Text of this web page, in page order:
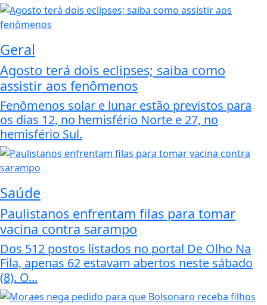
Geral
Agosto terá dois eclipses; saiba como
assistir aos fenômenos
Fenômenos solar e lunar estão previstos para
os dias 12, no hemisfério Norte e 27, no
hemisfério Sul.
Saúde
Paulistanos enfrentam filas para tomar
vacina contra sarampo
Dos 512 postos listados no portal De Olho Na
Fila, apenas 62 estavam abertos neste sábado
(8). O...